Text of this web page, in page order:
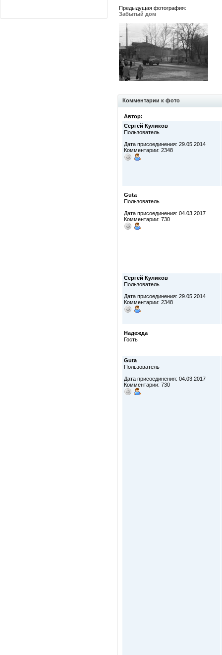
Предыдущая фотография:
Забытый дом
Комментарии к фото
Автор:
Сергей Куликов
Пользователь
Дата присоединения: 29.05.2014
Комментарии: 2348
Guta
Пользователь
Дата присоединения: 04.03.2017
Комментарии: 730
Сергей Куликов
Пользователь
Дата присоединения: 29.05.2014
Комментарии: 2348
Надежда
Гость
Guta
Пользователь
Дата присоединения: 04.03.2017
Комментарии: 730